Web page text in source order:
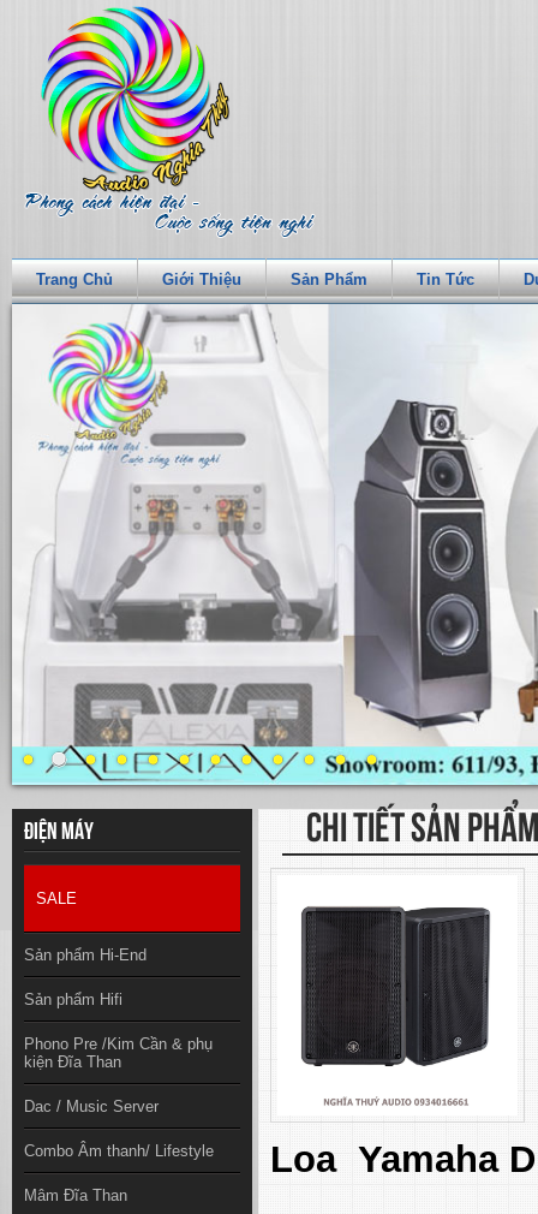
Trang Chủ Giới Thiệu Sản Phẩm Tin Tức
Điện máy
SALE
Sản phẩm Hi-End
Sản phẩm Hifi
Phono Pre /Kim Cần & phụ
kiện Đĩa Than
Dac / Music Server
Combo Âm thanh/ Lifestyle
Mâm Đĩa Than
CHI TIẾT SẢN PHẨM
Loa Yamaha